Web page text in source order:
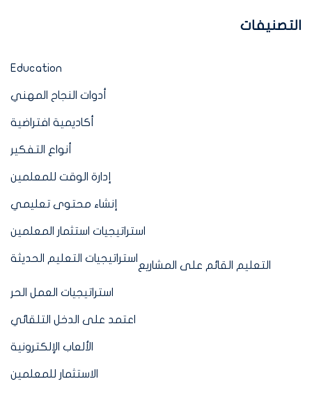
التصنيفات
Education
أدوات النجاح المهني
أكاديمية افتراضية
أنواع التفكير
إدارة الوقت للمعلمين
إنشاء محتوى تعليمي
استراتيجيات استثمار المعلمين
استراتيجيات التعليم الحديثة
التعليم القائم على المشاريع
استراتيجيات العمل الحر
اعتمد على الدخل التلقائي
الألعاب الإلكترونية
الاستثمار للمعلمين